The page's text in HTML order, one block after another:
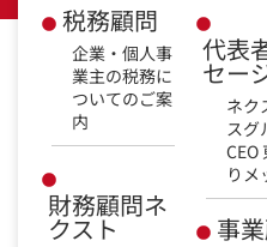
税務顧問
企業・個人事
業主の税務に
ついてのご案
内
財務顧問ネ
クスト
代表
セー
ネク
スグ
CEO
りメ
事